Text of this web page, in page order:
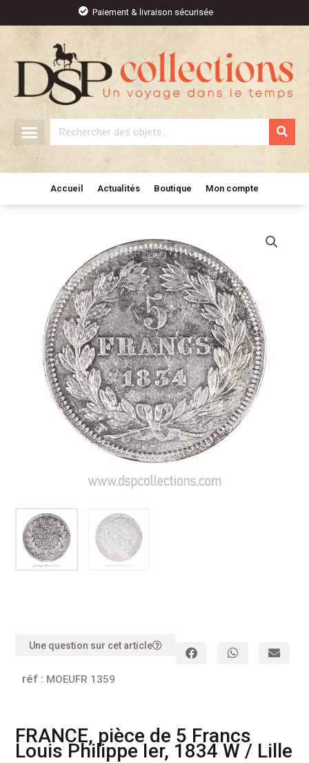
contenu
Paiement & livraison sécurisée
Rechercher
Accueil Actualités Boutique Mon compte
Une question sur cet article
réf : MOEUFR 1359
FRANCE, pièce de 5 Francs
Louis Philippe Ier, 1834 W / Lille